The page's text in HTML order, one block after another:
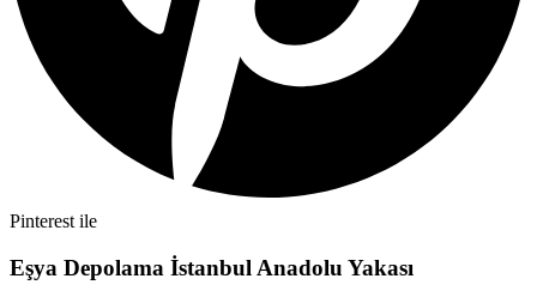
Pinterest ile
Eşya Depolama İstanbul Anadolu Yakası